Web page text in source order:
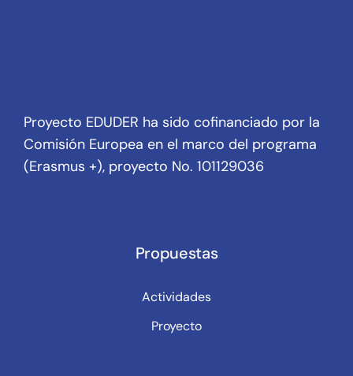
Proyecto EDUDER ha sido cofinanciado por la
Comisión Europea en el marco del programa
(Erasmus +), proyecto No. 101129036
Propuestas
Actividades
Proyecto